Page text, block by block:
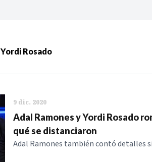
SERIES
Yordi Rosado
9 dic. 2020
Adal Ramones y Yordi Rosado
qué se distanciaron
Adal Ramones también contó detalles